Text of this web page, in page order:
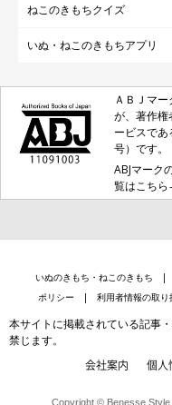
ねこのきもちクイズ
いぬ・ねこのきもちアプリ
ＡＢＪマ
が、著作権
ービスで
号）です。
ABJマーク
覧はこち
いぬのきもち・ねこのきもち
ポリシー
利用者情報の取り
本サイトに掲載されている記事
禁じます。
会社案内 個人
Copyright © Benesse Style